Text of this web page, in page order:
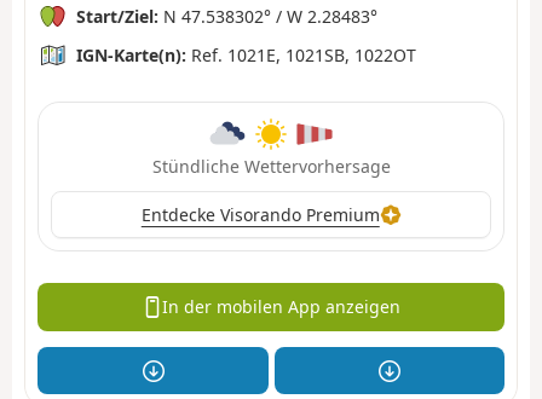
Start/Ziel: N 47.538302° / W 2.28483°
IGN-Karte(n): Ref. 1021E, 1021SB, 1022OT
Stündliche Wettervorhersage
Entdecke Visorando Premium
In der mobilen App anzeigen